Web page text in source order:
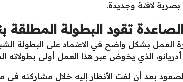
بصرية لافتة وجديدة.
تقود البطولة المطلقة
العمل بشكل واضح في الاعتماد على البطولة
الذي يخوض عبر هذا العمل أولى بطولاته
بعد أن لفت الأنظار إليه خلال مشاركته